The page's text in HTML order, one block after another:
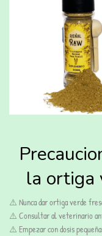
la ortiga
⚠️ Nunca dar ortiga verde
⚠️ Consultar al veterinario
⚠️ Empezar con dosis